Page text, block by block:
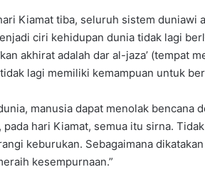
Kiamat tiba, seluruh sistem duniawi
ciri kehidupan dunia tidak lagi
akhirat adalah dar al-jaza’ (tempat
lagi memiliki kemampuan untuk
manusia dapat menolak bencana
pada hari Kiamat, semua itu sirna.
keburukan. Sebagaimana
kesempurnaan.”